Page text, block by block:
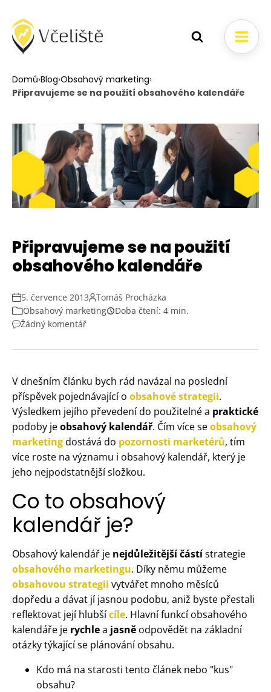
Domů›Blog›Obsahový marketing›
Připravujeme se na použití obsahového kalendáře
Připravujeme se na použití
obsahového kalendáře
5. července 2013
Tomáš Procházka
Obsahový marketing
Doba čtení: 4 min.
Žádný komentář
V dnešním článku bych rád navázal na poslední
příspěvek pojednávající o obsahové strategii.
Výsledkem jejího převedení do použitelné a praktické
podoby jeobsahový kalendář. Čím více seobsahový
marketingdostává do pozornosti marketérů, tím
více roste na významu i obsahový kalendář, který je
jeho nejpodstatnější složkou.
Co to obsahový
kalendář je?
Obsahový kalendář je nejdůležitější částístrategie
obsahového marketingu. Díky němu můžeme
obsahovou strategii vytvářet mnoho měsíců
dopředu a dávat jí jasnou podobu, aniž byste přestali
reflektovat její hlubšícíle. Hlavní funkcí obsahového
kalendáře je rychlea jasně odpovědět na základní
otázky týkající se plánování obsahu.
Kdo má na starosti tento článek nebo "kus"
obsahu?